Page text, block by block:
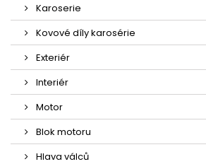
Karoserie
Kovové díly karosérie
Exteriér
Interiér
Motor
Blok motoru
Hlava válců